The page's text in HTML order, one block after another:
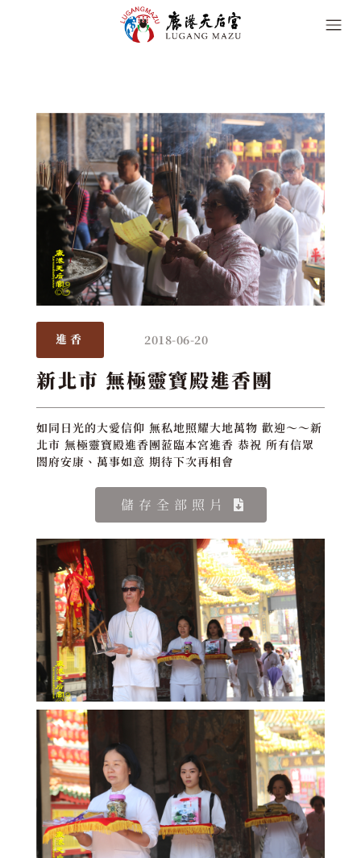
進香 2018-06-20
新北市 無極靈寶殿進香團
如同日光的大愛信仰 無私地照耀大地萬物 歡迎～～新
北市 無極靈寶殿進香團蒞臨本宮進香 恭祝 所有信眾
閤府安康、萬事如意 期待下次再相會
儲存全部照片